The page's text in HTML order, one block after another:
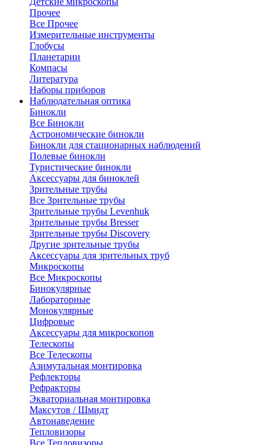
Прочее
Все Прочее
Измерительные инструменты
Глобусы
Планетарии
Компасы
Литература
Наборы приборов
Наблюдательная оптика
Бинокли
Все Бинокли
Астрономические бинокли
Бинокли для стационарных наблюдений
Полевые бинокли
Туристические бинокли
Аксессуары для биноклей
Зрительные трубы
Все Зрительные трубы
Зрительные трубы Levenhuk
Зрительные трубы Bresser
Зрительные трубы Discovery
Другие зрительные трубы
Аксессуары для зрительных труб
Микроскопы
Все Микроскопы
Бинокулярные
Лабораторные
Монокулярные
Цифровые
Аксессуары для микроскопов
Телескопы
Все Телескопы
Азимутальная монтировка
Рефлекторы
Рефракторы
Экваториальная монтировка
Максутов / Шмидт
Автонаведение
Тепловизоры
Все Тепловизоры